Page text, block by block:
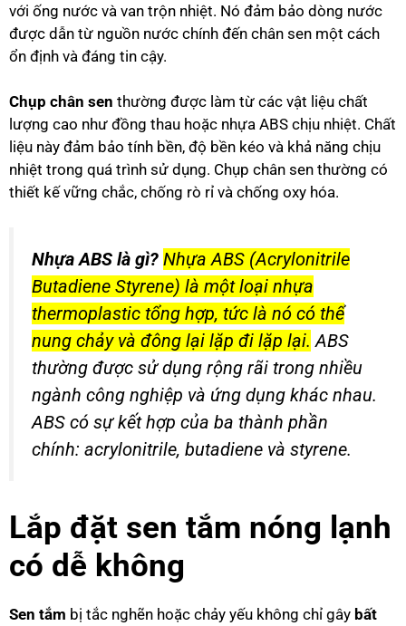
với ống nước và van trộn nhiệt. Nó đảm bảo dòng nước
được dẫn từ nguồn nước chính đến chân sen một cách
ổn định và đáng tin cậy.
Chụp chân sen thường được làm từ các vật liệu chất
lượng cao như đồng thau hoặc nhựa ABS chịu nhiệt. Chất
liệu này đảm bảo tính bền, độ bền kéo và khả năng chịu
nhiệt trong quá trình sử dụng. Chụp chân sen thường có
thiết kế vững chắc, chống rò rỉ và chống oxy hóa.
Nhựa ABS là gì? Nhựa ABS (Acrylonitrile
Butadiene Styrene) là một loại nhựa
thermoplastic tổng hợp, tức là nó có thể
nung chảy và đông lại lặp đi lặp lại. ABS
thường được sử dụng rộng rãi trong nhiều
ngành công nghiệp và ứng dụng khác nhau.
ABS có sự kết hợp của ba thành phần
chính: acrylonitrile, butadiene và styrene.
Lắp đặt sen tắm nóng lạnh
có dễ không
Sen tắm bị tắc nghẽn hoặc chảy yếu không chỉ gây bất